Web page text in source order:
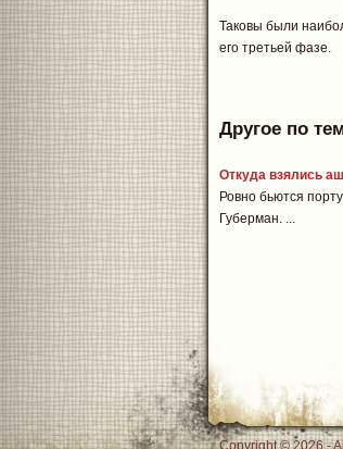
Таковы были
его третьей фазе.
Другое по
Откуда взялись
Ровно бьются
Губерман. ...